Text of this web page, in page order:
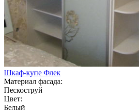
Шкаф-купе Флек
Материал фасада:
Пескоструй
Цвет:
Белый